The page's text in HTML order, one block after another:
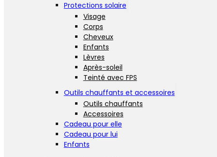
Protections solaire
Visage
Corps
Cheveux
Enfants
Lèvres
Après-soleil
Teinté avec FPS
Outils chauffants et accessoires
Outils chauffants
Accessoires
Cadeau pour elle
Cadeau pour lui
Enfants